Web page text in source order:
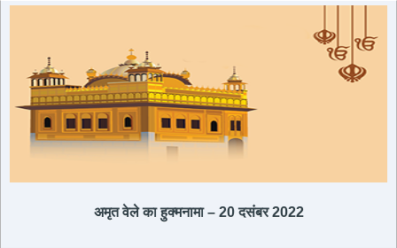
अमृत ​​वेले का हुक्मनामा – 20 दसंबर 2022